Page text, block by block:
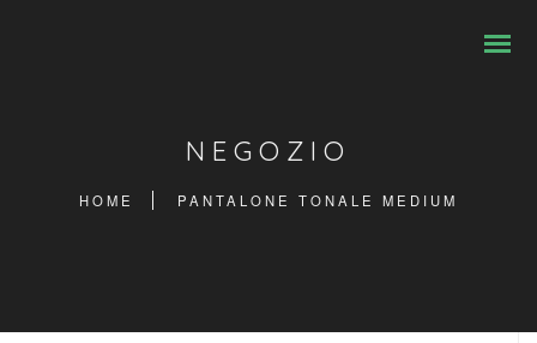
NEGOZIO
HOME PANTALONE TONALE MEDIUM